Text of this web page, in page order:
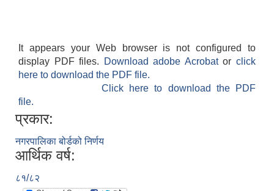
It appears your Web browser is not configured to
display PDF files.
Download adobe Acrobatorclick
here to download the PDF file.
Click here to download the PDF
file.
प्रकार:
नगरपालिका बोर्डको निर्णय
आर्थिक वर्ष:
८१/८२